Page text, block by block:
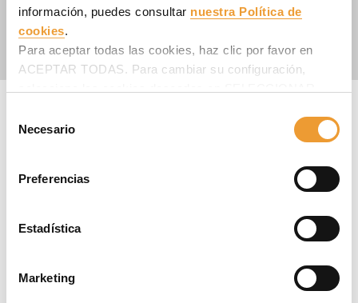
información, puedes consultar nuestra Política de
cookies.
Para aceptar todas las cookies, haz clic por favor en
ACEPTAR TODAS. Para cambiar su configuración,
después.
Necesario
Preferencias
Estadística
Marketing
Contáctanos
Delegación Norte
Calle Lapislázuli N° 599
Teléfono:+56 225990512
Mapa